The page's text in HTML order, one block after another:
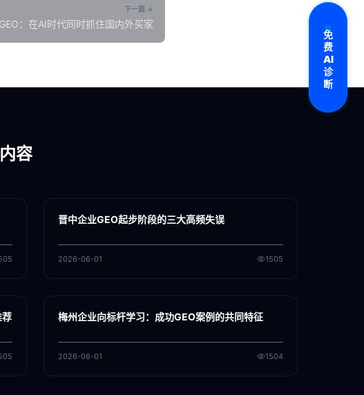
下一篇 →
：在AI时代同时抓住国内外买家
容
GEO
晋中企业GEO起步阶段的三大高频失误
2026-06-01 1505
荐
GEO
梅州企业向标杆学习：成功GEO案例的共同特征
2026-06-01 1504
免
费
AI
诊
断